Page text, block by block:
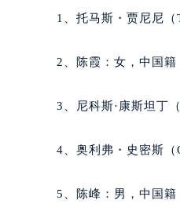
黑龙
黑龙
黑龙
黑龙
黑龙
1、托马斯・贾尼尼
2、陈霞：女，中国
3、尼科斯·康斯坦丁
4、奥利弗・史密斯
5、陈峰：男，中国